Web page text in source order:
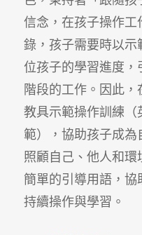
信念，在孩子操作工
錄，孩子需要時以示
位孩子的學習進度
階段的工作。因此
教具示範操作訓練（
範），協助孩子成
照顧自己、他人和
簡單的引導用語，
持續操作與學習。